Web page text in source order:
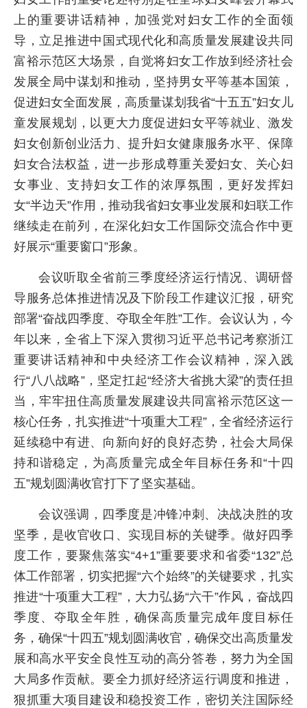
上的重要讲话精神，加强党对妇女工作的全面领
导，立足推进中国式现代化和高质量发展建设共同
富裕示范区大场景，自觉将妇女工作放到经济社会
发展全局中谋划和推动，坚持男女平等基本国策，
促进妇女全面发展，高质量谋划我省“十五五”妇女儿
童发展规划，以更大力度促进妇女平等就业、激发
妇女创新创业活力、提升妇女健康服务水平、保障
妇女合法权益，进一步形成尊重关爱妇女、关心妇
女事业、支持妇女工作的浓厚氛围，更好发挥妇
女“半边天”作用，推动我省妇女事业发展和妇联工作
继续走在前列，在深化妇女工作国际交流合作中更
好展示“重要窗口”形象。
会议听取全省前三季度经济运行情况、调研督
导服务总体推进情况及下阶段工作建议汇报，研究
部署“奋战四季度、夺取全年胜”工作。会议认为，今
年以来，全省上下深入贯彻习近平总书记考察浙江
重要讲话精神和中央经济工作会议精神，深入践
行“八八战略”，坚定扛起“经济大省挑大梁”的责任担
当，牢牢扭住高质量发展建设共同富裕示范区这一
核心任务，扎实推进“十项重大工程”，全省经济运行
延续稳中有进、向新向好的良好态势，社会大局保
持和谐稳定，为高质量完成全年目标任务和“十四
五”规划圆满收官打下了坚实基础。
会议强调，四季度是冲锋冲刺、决战决胜的攻
坚季，是收官收口、实现目标的关键季。做好四季
度工作，要聚焦落实“4+1”重要要求和省委“132”总
体工作部署，切实把握“六个始终”的关键要求，扎实
推进“十项重大工程”，大力弘扬“六干”作风，奋战四
季度、夺取全年胜，确保高质量完成年度目标任
务，确保“十四五”规划圆满收官，确保交出高质量发
展和高水平安全良性互动的高分答卷，努力为全国
大局多作贡献。要全力抓好经济运行调度和推进，
狠抓重大项目建设和稳投资工作，密切关注国际经